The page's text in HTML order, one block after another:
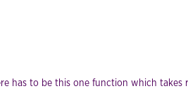
has to be this one function which takes